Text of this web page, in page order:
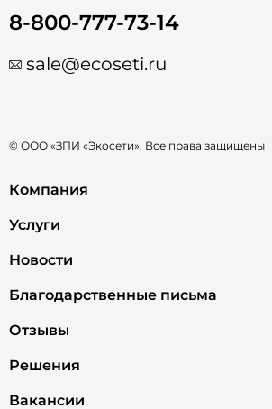
8-800-777-73-14
sale@ecoseti.ru
© ООО «ЗПИ «Экосети». Все права защищены
Компания
Услуги
Новости
Благодарственные письма
Отзывы
Решения
Вакансии